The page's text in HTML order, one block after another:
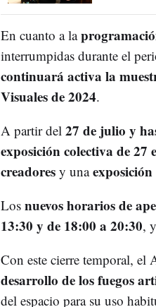
En cuanto a la
interrumpidas durante el
continuará activa la
Visuales de 2024.
A partir del 27 de julio y
exposición colectiva de 27
creadoresy una
Los nuevos horarios de
13:30 y de 18:00 a 20:30, y
Con este cierre temporal, el
desarrollo de los fuegos
del espacio para su uso